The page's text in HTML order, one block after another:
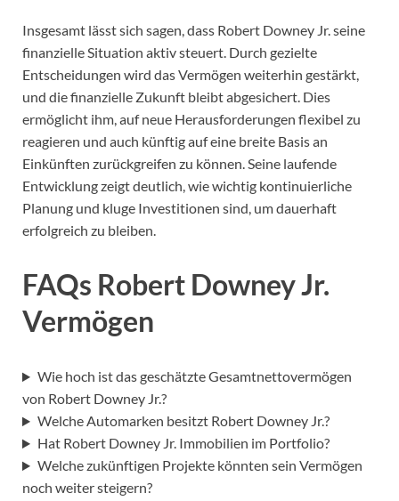
Insgesamt lässt sich sagen, dass Robert Downey Jr. seine
finanzielle Situation aktiv steuert. Durch gezielte
Entscheidungen wird das Vermögen weiterhin gestärkt,
und die finanzielle Zukunft bleibt abgesichert. Dies
ermöglicht ihm, auf neue Herausforderungen flexibel zu
reagieren und auch künftig auf eine breite Basis an
Einkünften zurückgreifen zu können. Seine laufende
Entwicklung zeigt deutlich, wie wichtig kontinuierliche
Planung und kluge Investitionen sind, um dauerhaft
erfolgreich zu bleiben.
FAQs Robert Downey Jr.
Vermögen
Wie hoch ist das geschätzte Gesamtnettovermögen
von Robert Downey Jr.?
Welche Automarken besitzt Robert Downey Jr.?
Hat Robert Downey Jr. Immobilien im Portfolio?
Welche zukünftigen Projekte könnten sein Vermögen
noch weiter steigern?